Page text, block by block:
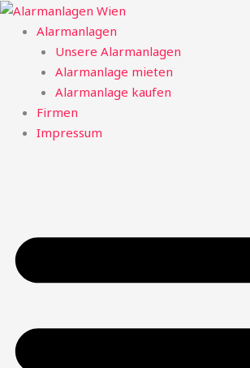
Zum
Inhalt
springen
Alarmanlagen
Unsere Alarmanlagen
Alarmanlage mieten
Alarmanlage kaufen
Firmen
Impressum